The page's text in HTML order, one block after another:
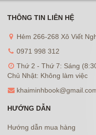
THÔNG TIN LIÊN HỆ
Hẻm 266-268 Xô Viết
0971 998 312
Thứ 2 - Thứ 7: Sáng
Chủ Nhật: Không làm việc
HƯỚNG DẪN
Hướng dẫn mua hàng